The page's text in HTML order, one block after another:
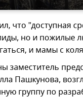
что "доступная
но и пожилые
и мамы с
заместитель
Пашкунова,
группу по